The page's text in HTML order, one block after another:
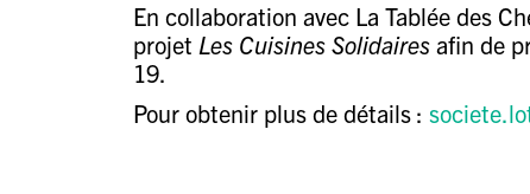
En collaboration avec La Tablée des
projet Les Cuisines Solidaires afin de
19.
Pour obtenir plus de détails :